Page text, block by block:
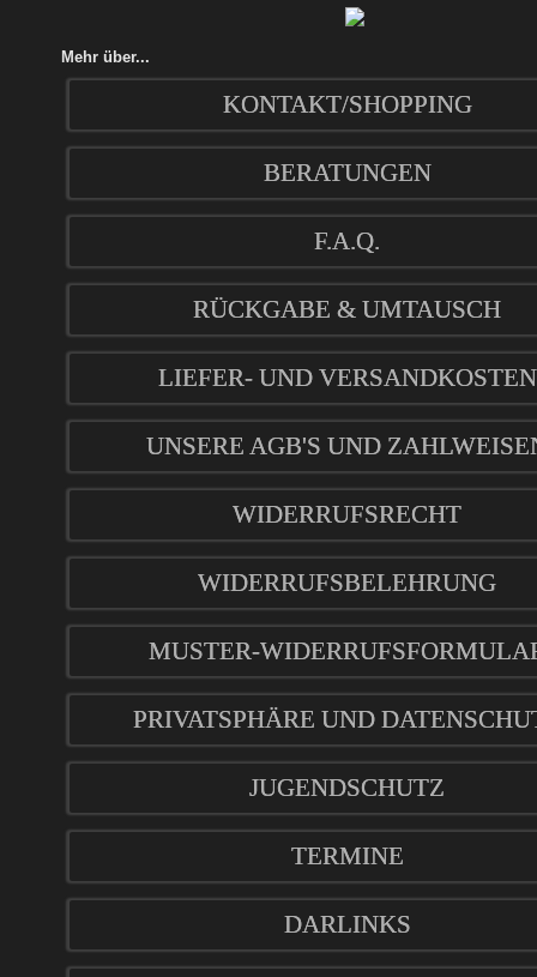
Mehr über...
KONTAKT/SHOPPING
BERATUNGEN
F.A.Q.
RÜCKGABE & UMTAUSCH
LIEFER- UND VERSANDKOSTEN
UNSERE AGB'S UND
WIDERRUFSRECHT
WIDERRUFSBELEHRUNG
MUSTER-
PRIVATSPHÄRE UND
JUGENDSCHUTZ
TERMINE
DARLINKS